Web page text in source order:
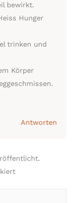
bewirkt.
Hunger
trinken und
Körper
Antworten